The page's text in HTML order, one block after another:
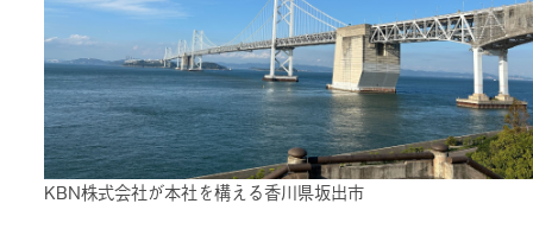
KBN株式会社が本社を構える香川県坂出市